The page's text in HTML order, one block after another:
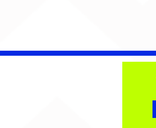
CHAMELEO acerta as